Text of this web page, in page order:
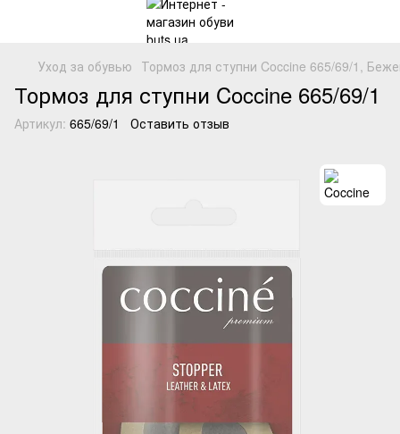
Уход за обувью Тормоз для ступни Coccine 665/69/1,
Тормоз для ступни Coccine 665/69/1
Артикул: 665/69/1 Оставить отзыв